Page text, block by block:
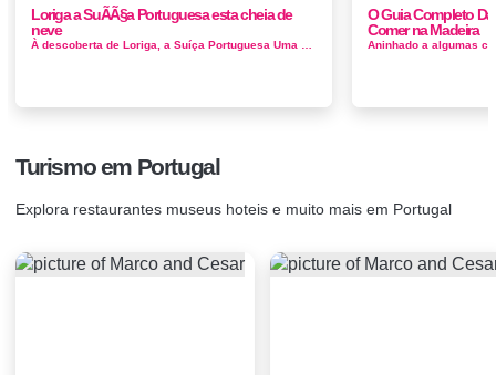
Loriga a SuÃ­Ã§a Portuguesa esta cheia de
neve
O Guia Completo
Comer na Madeira
Turismo em Portugal
Explora restaurantes museus hoteis e muito mais em Portugal